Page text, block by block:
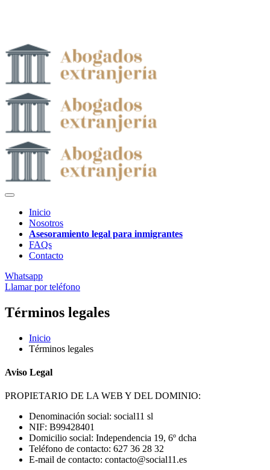
Inicio
Nosotros
Asesoramiento legal para inmigrantes
FAQs
Contacto
Whatsapp
Llamar por teléfono
Términos legales
Inicio
Términos legales
Aviso Legal
PROPIETARIO DE LA WEB Y DEL DOMINIO:
Denominación social: social11 sl
NIF: B99428401
Domicilio social: Independencia 19, 6º dcha
Teléfono de contacto: 627 36 28 32
E-mail de contacto: contacto@social11.es